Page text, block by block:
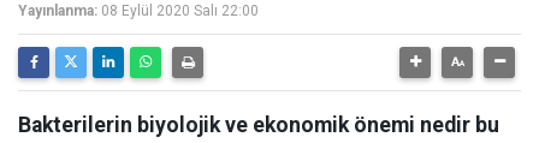
Yayınlanma: 08 Eylül 2020 Salı 22:00
Bakterilerin biyolojik ve ekonomik önemi nedir bu